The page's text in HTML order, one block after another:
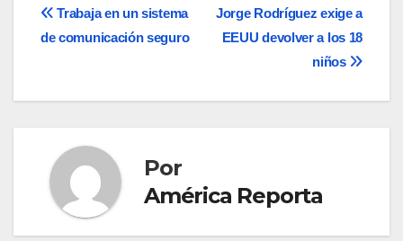
Navegación
entradas
Jorge Rodríguez exige a
EEUU devolver a los 18
niños
Trabaja en un sistema
de comunicación seguro
Por
América Reporta